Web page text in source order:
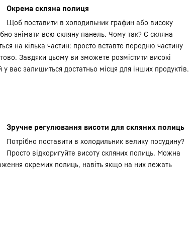
Окрема скляна полиця
Щоб поставити в холодильник графин або високу
знімати всю скляну панель. Чому так? Є скляна
на кілька частин: просто вставте передню частину
Завдяки цьому ви зможете розмістити високі
вас залишиться достатньо місця для інших продуктів.
Зручне регулювання висоти для скляних полиць
Потрібно поставити в холодильник велику посудину?
Просто відкоригуйте висоту скляних полиць. Можна
окремих полиць, навіть якщо на них лежать